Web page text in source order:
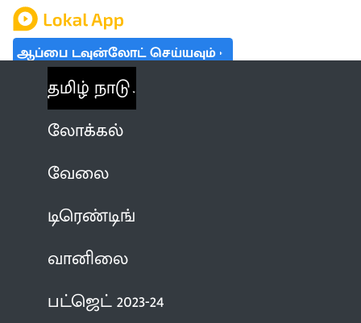
ஆப்பை டவுன்லோட் செய்யவும்
தமிழ் நாடு
லோக்கல்
வேலை
டிரெண்டிங்
வானிலை
பட்ஜெட் 2023-24